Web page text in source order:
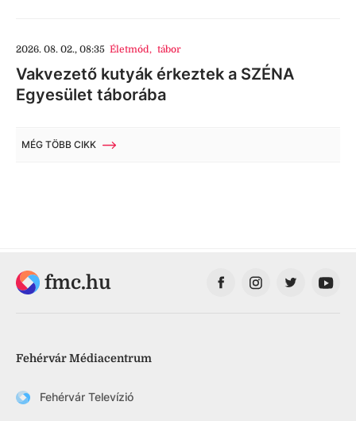
2026. 08. 02., 08:35 Életmód, tábor
Vakvezető kutyák érkeztek a SZÉNA
Egyesület táborába
MÉG TÖBB CIKK
fmc.hu
Fehérvár Médiacentrum
Fehérvár Televízió